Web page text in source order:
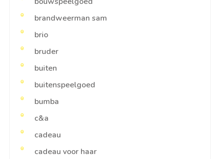
brandweerman sam
brio
bruder
buiten
buitenspeelgoed
bumba
c&a
cadeau
cadeau voor haar